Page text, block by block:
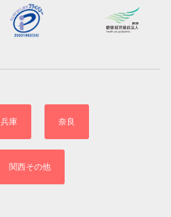
兵庫 奈良
関西その他